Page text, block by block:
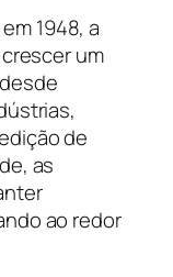
1948, a
um
de
as
ao redor